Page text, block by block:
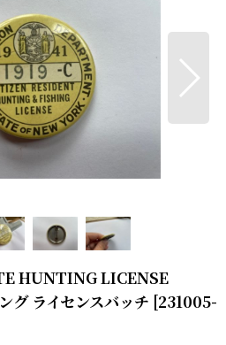
HUNTING LICENSE
ライセンスバッチ [231005-